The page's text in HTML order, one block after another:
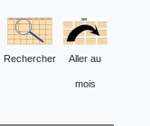
Rechercher Aller au
mois